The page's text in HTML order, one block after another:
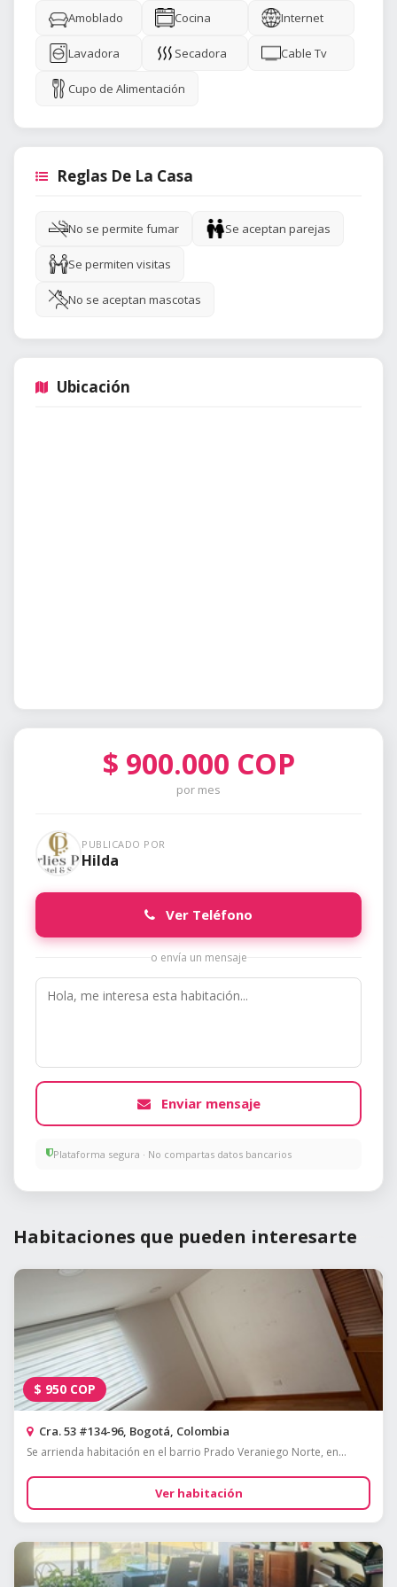
Amoblado Cocina Internet
Lavadora Secadora Cable Tv
Cupo de Alimentación
Reglas De La Casa
No se permite fumar Se aceptan parejas
Se permiten visitas
No se aceptan mascotas
Ubicación
$ 900.000 COP
por mes
PUBLICADO POR
Hilda
Ver Teléfono
o envía un mensaje
Enviar mensaje
Plataforma segura · No compartas datos bancarios
Habitaciones que pueden interesarte
$ 950 COP
Cra. 53 #134-96, Bogotá, Colombia
Se arrienda habitación en el barrio Prado Veraniego Norte, en...
Ver habitación